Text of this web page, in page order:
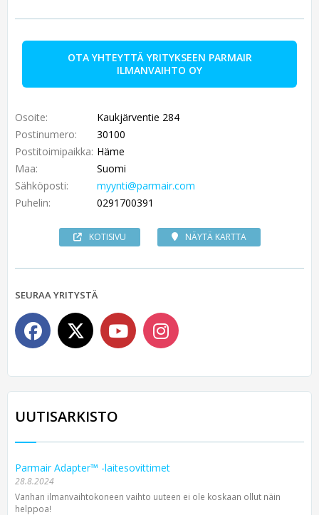
OTA YHTEYTTÄ YRITYKSEEN PARMAIR
ILMANVAIHTO OY
Osoite:
Kaukjärventie 284
Postinumero:
30100
Postitoimipaikka: Häme
Maa:
Suomi
Sähköposti:
myynti@parmair.com
Puhelin:
0291700391
KOTISIVU NÄYTÄ KARTTA
SEURAA YRITYSTÄ
UUTISARKISTO
Parmair Adapter™ -laitesovittimet
28.8.2024
Vanhan ilmanvaihtokoneen vaihto uuteen ei ole koskaan ollut näin
helppoa!